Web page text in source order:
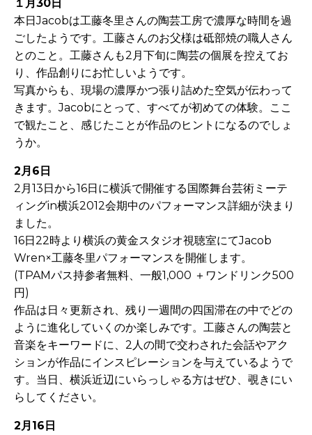
１月30日
本日Jacobは工藤冬里さんの陶芸工房で濃厚な時間を過
ごしたようです。工藤さんのお父様は砥部焼の職人さん
とのこと。工藤さんも2月下旬に陶芸の個展を控えてお
り、作品創りにお忙しいようです。
写真からも、現場の濃厚かつ張り詰めた空気が伝わって
きます。Jacobにとって、すべてが初めての体験。ここ
で観たこと、感じたことが作品のヒントになるのでしょ
うか。
2月6日
2月13日から16日に横浜で開催する国際舞台芸術ミーテ
ィングin横浜2012会期中のパフォーマンス詳細が決まり
ました。
16日22時より横浜の黄金スタジオ視聴室にてJacob
Wren×工藤冬里パフォーマンスを開催します。
(TPAMパス持参者無料、一般1,000 ＋ワンドリンク500
円)
作品は日々更新され、残り一週間の四国滞在の中でどの
ように進化していくのか楽しみです。工藤さんの陶芸と
音楽をキーワードに、2人の間で交わされた会話やアク
ションが作品にインスピレーションを与えているようで
す。当日、横浜近辺にいらっしゃる方はぜひ、覗きにい
らしてください。
2月16日